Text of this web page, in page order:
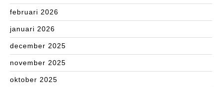
februari 2026
januari 2026
december 2025
november 2025
oktober 2025